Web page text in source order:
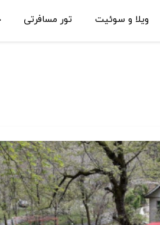
ویلا و سوئیت تور مسافرتی